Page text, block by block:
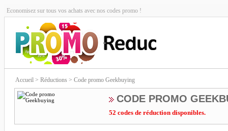
Economisez sur tous vos achats avec nos codes promo !
Accueil > Réductions > Code promo Geekbuying
CODE PROMO
52 codes de réduction disponibles.